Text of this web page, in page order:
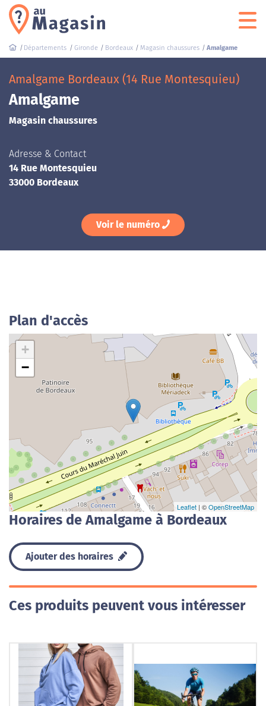
Départements Gironde Bordeaux Magasin chaussures Amalgame
Amalgame Bordeaux (14 Rue Montesquieu)
Amalgame
Magasin chaussures
Adresse & Contact
14 Rue Montesquieu
33000 Bordeaux
Voir le numéro
Plan d'accès
+
−
Leaflet | ©OpenStreetMap
Horaires de Amalgame à Bordeaux
Ajouter des horaires
Ces produits peuvent vous intéresser